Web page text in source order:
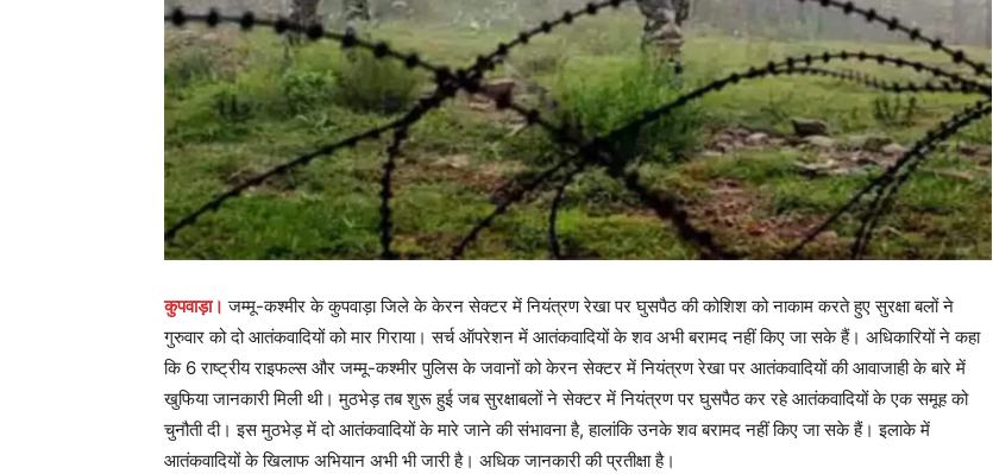
कुपवाड़ा। जम्मू-कश्मीर के कुपवाड़ा जिले के केरन सेक्टर में नियंत्रण रेखा पर घुसपैठ की कोशिश को नाकाम करते हुए सुरक्षा बलों ने
गुरुवार को दो आतंकवादियों को मार गिराया। सर्च ऑपरेशन में आतंकवादियों के शव अभी बरामद नहीं किए जा सके हैं। अधिकारियों ने कहा
कि 6 राष्ट्रीय राइफल्स और जम्मू-कश्मीर पुलिस के जवानों को केरन सेक्टर में नियंत्रण रेखा पर आतंकवादियों की आवाजाही के बारे में
खुफिया जानकारी मिली थी। मुठभेड़ तब शुरू हुई जब सुरक्षाबलों ने सेक्टर में नियंत्रण पर घुसपैठ कर रहे आतंकवादियों के एक समूह को
चुनौती दी। इस मुठभेड़ में दो आतंकवादियों के मारे जाने की संभावना है, हालांकि उनके शव बरामद नहीं किए जा सके हैं। इलाके में
आतंकवादियों के खिलाफ अभियान अभी भी जारी है। अधिक जानकारी की प्रतीक्षा है।